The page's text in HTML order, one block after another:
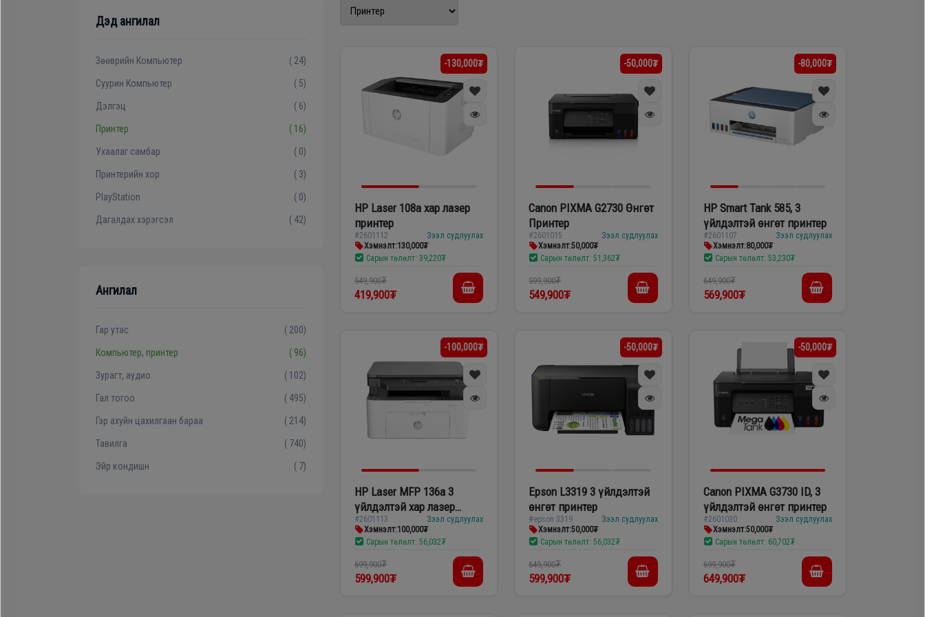
Зөөврийн компьютер
Эйр кондишн
Дэд ангилал
Зөөврийн Компьютер ( 24)
Суурин Компьютер ( 5)
Дэлгэц ( 6)
Принтер ( 16)
Ухаалаг самбар ( 0)
Принтерийн хор ( 3)
PlayStation ( 0)
Дагалдах хэрэгсэл ( 42)
Ангилал
Гар утас ( 200)
Компьютер, принтер ( 96)
Зурагт, аудио ( 102)
Гал тогоо ( 495)
Гэр ахуйн цахилгаан бараа ( 214)
Тавилга ( 740)
Эйр кондишн ( 7)
-130,000₮
HP Laser 108a хар лазер
принтер
#2601112
Зээл судлуулах
Хэмнэлт:130,000₮
Сарын төлөлт: 39,220₮
549,900₮
419,900₮
-50,000₮
Canon PIXMA G2730 Өнгөт
Принтер
#2601015
Зээл судлуулах
Хэмнэлт:50,000₮
Сарын төлөлт: 51,362₮
599,900₮
549,900₮
-80,000₮
HP Smart Tank 585, 3
үйлдэлтэй өнгөт принтер
#2601107
Зээл судлуулах
Хэмнэлт:80,000₮
Сарын төлөлт: 53,230₮
649,900₮
569,900₮
-100,000₮
HP Laser MFP 136a 3
үйлдэлтэй хар лазер
принтер
#2601113
Зээл судлуулах
Хэмнэлт:100,000₮
Сарын төлөлт: 56,032₮
699,900₮
599,900₮
-50,000₮
Epson L3319 3 үйлдэлтэй
өнгөт принтер
#epson 3319
Зээл судлуулах
Хэмнэлт:50,000₮
Сарын төлөлт: 56,032₮
649,900₮
599,900₮
-50,000₮
Canon PIXMA G3730 ID, 3
үйлдэлтэй өнгөт принтер
#2601030
Зээл судлуулах
Хэмнэлт:50,000₮
Сарын төлөлт: 60,702₮
699,900₮
649,900₮